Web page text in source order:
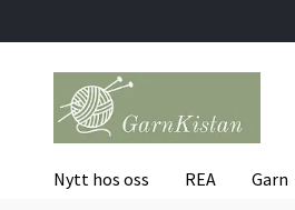
Nytt hos oss REA Garn